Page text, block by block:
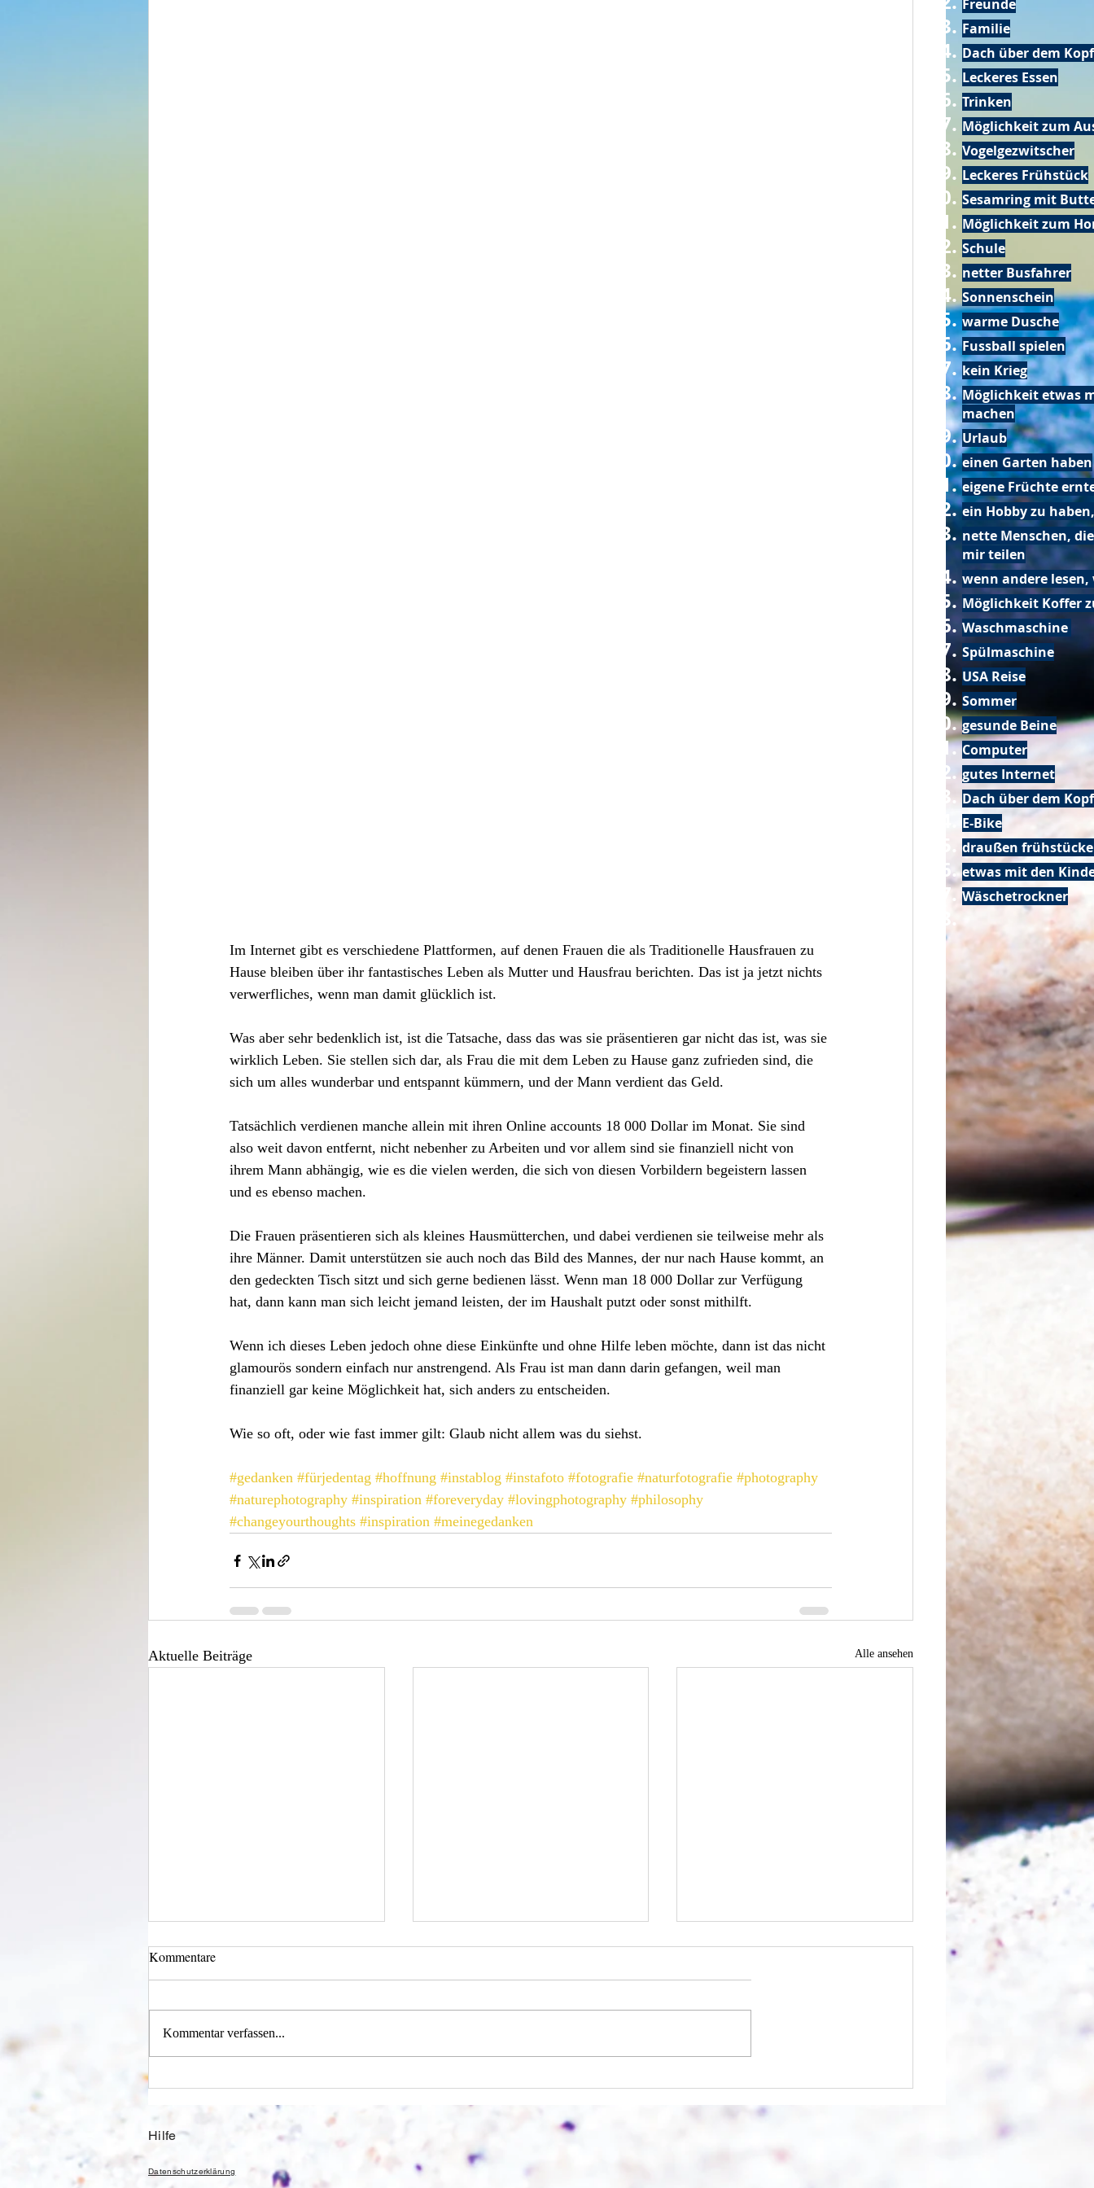
Im Internet gibt es verschiedene Plattformen, auf denen Frauen die als Traditionelle Hausfrauen zu
Hause bleiben über ihr fantastisches Leben als Mutter und Hausfrau berichten. Das ist ja jetzt nichts
verwerfliches, wenn man damit glücklich ist.
Was aber sehr bedenklich ist, ist die Tatsache, dass das was sie präsentieren gar nicht das ist, was sie
wirklich Leben. Sie stellen sich dar, als Frau die mit dem Leben zu Hause ganz zufrieden sind, die
sich um alles wunderbar und entspannt kümmern, und der Mann verdient das Geld.
Tatsächlich verdienen manche allein mit ihren Online accounts 18 000 Dollar im Monat. Sie sind
also weit davon entfernt, nicht nebenher zu Arbeiten und vor allem sind sie finanziell nicht von
ihrem Mann abhängig, wie es die vielen werden, die sich von diesen Vorbildern begeistern lassen
und es ebenso machen.
Die Frauen präsentieren sich als kleines Hausmütterchen, und dabei verdienen sie teilweise mehr als
ihre Männer. Damit unterstützen sie auch noch das Bild des Mannes, der nur nach Hause kommt, an
den gedeckten Tisch sitzt und sich gerne bedienen lässt. Wenn man 18 000 Dollar zur Verfügung
hat, dann kann man sich leicht jemand leisten, der im Haushalt putzt oder sonst mithilft.
Wenn ich dieses Leben jedoch ohne diese Einkünfte und ohne Hilfe leben möchte, dann ist das nicht
glamourös sondern einfach nur anstrengend. Als Frau ist man dann darin gefangen, weil man
finanziell gar keine Möglichkeit hat, sich anders zu entscheiden.
Wie so oft, oder wie fast immer gilt: Glaub nicht allem was du siehst.
#gedanken #fürjedentag #hoffnung #instablog #instafoto #fotografie #naturfotografie #photography
#naturephotography #inspiration #foreveryday #lovingphotography #philosophy
#changeyourthoughts #inspiration #meinegedanken
Aktuelle Beiträge Alle ansehen
Wechselklamotten
Kommentare
Kommentar verfassen...
Freunde
Familie
Dach über dem Kopf
Leckeres Essen
Trinken
Möglichkeit zum
Vogelgezwitscher
Leckeres Frühstück
Sesamring mit
Möglichkeit zum
Schule
netter Busfahrer
Sonnenschein
warme Dusche
Fussball spielen
kein Krieg
Möglichkeit etwas
machen
Urlaub
einen Garten haben
eigene Früchte
ein Hobby zu
nette Menschen,
mir teilen
wenn andere lesen,
Möglichkeit Koffer
Waschmaschine
Spülmaschine
USA Reise
Sommer
gesunde Beine
Computer
gutes Internet
Dach über dem Kopf
E-Bike
draußen
etwas mit den
Wäschetrockner
Hilfe
Datenschutzerklärung